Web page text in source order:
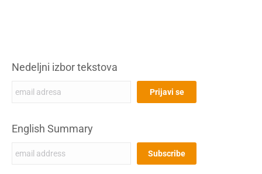
Nedeljni izbor tekstova
English Summary